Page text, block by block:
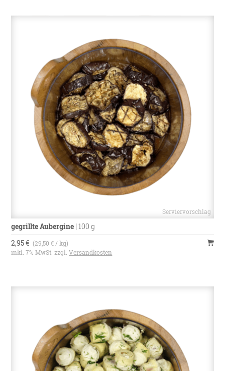
gegrillte Aubergine |100 g
2,95 € (29,50 € / kg)
inkl. 7% MwSt. zzgl.Versandkosten